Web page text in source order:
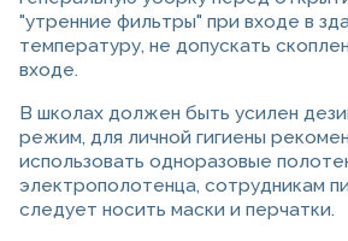
"утренние фильтры" при входе в
температуру, не допускать
входе.
В школах должен быть усилен
режим, для личной гигиены
использовать одноразовые
электрополотенца, сотрудникам
следует носить маски и перчатки.